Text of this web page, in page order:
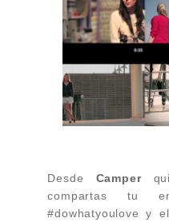
Desde Camper
compartas tu
#dowhatyoulove y